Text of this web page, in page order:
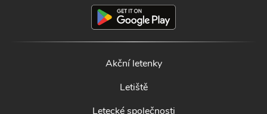
Akční letenky
Letiště
Letecké společnosti